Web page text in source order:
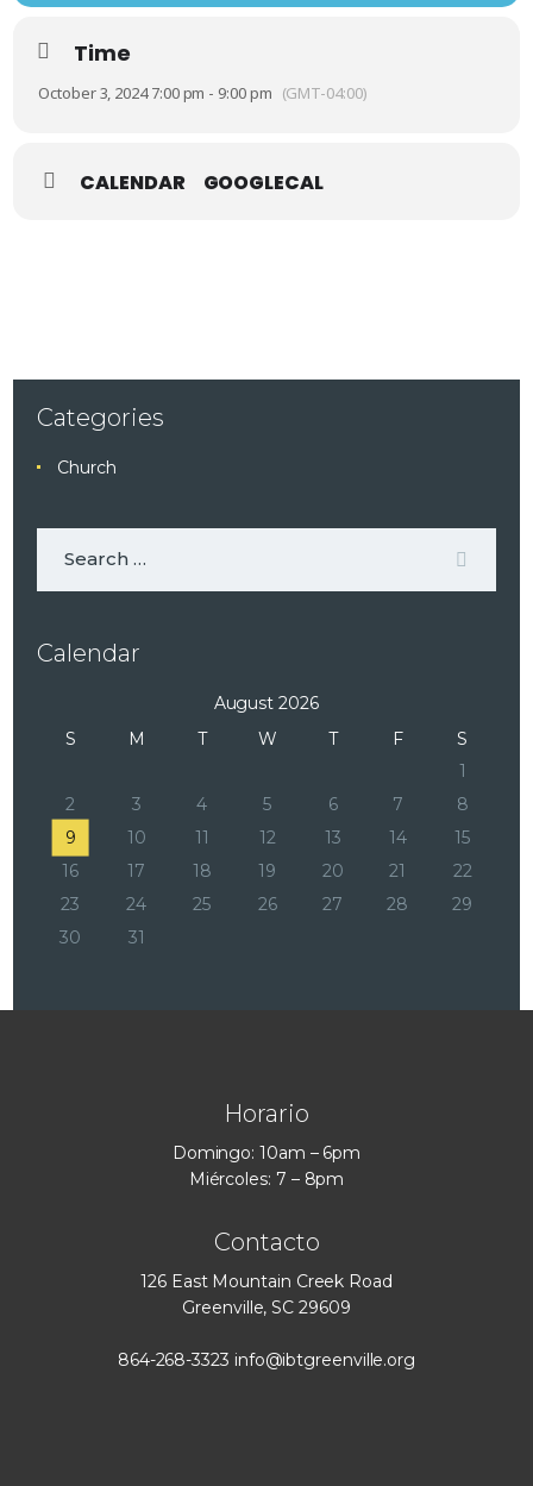
Time
October 3, 2024 7:00 pm - 9:00 pm (GMT-04:00)
CALENDAR GOOGLECAL
Categories
Church
Calendar
August 2026
S
M T W T F
S
1
2
3 4 5 6 7
8
9
10 11 12 13 14
15
16
17 18 19 20 21
22
23
24 25 26 27 28
29
30
31
Horario
Domingo: 10am – 6pm
Miércoles: 7 – 8pm
Contacto
126 East Mountain Creek Road
Greenville, SC 29609
864-268-3323 info@ibtgreenville.org